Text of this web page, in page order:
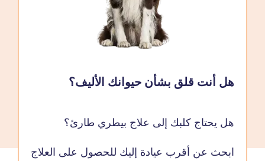
هل أنت قلق بشأن حيوانك الأليف؟
هل يحتاج كلبك إلى علاج بيطري طارئ؟
ابحث عن أقرب عيادة إليك للحصول على العلاج